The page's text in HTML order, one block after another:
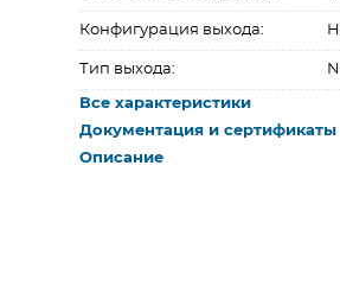
Конфигурация выхода:
Тип выхода:
Все характеристики
Документация и сертификаты
Описание